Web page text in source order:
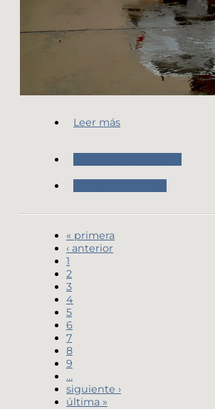
Leer más
« primera
‹ anterior
1
2
3
4
5
6
7
8
9
…
siguiente ›
última »